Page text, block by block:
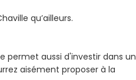
qu’ailleurs.
permet aussi d'investir dans un
aisément proposer à la